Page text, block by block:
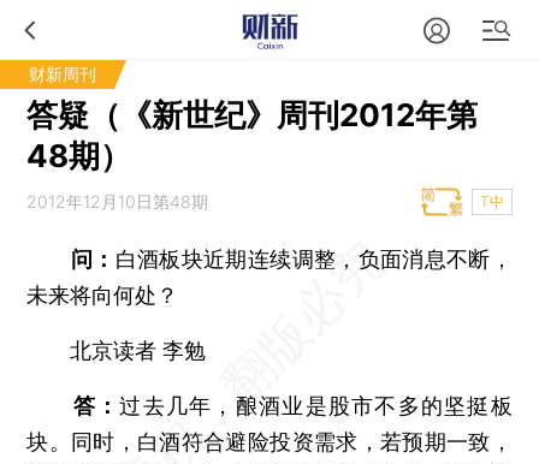
财新周刊
答疑（《新世纪》周刊2012年第
48期）
2012年12月10日第48期 T中
问： 白酒板块近期连续调整，负面消息不断，
未来将向何处？
北京读者 李勉
答：过去几年，酿酒业是股市不多的坚挺板
块。同时，白酒符合避险投资需求，若预期一致，